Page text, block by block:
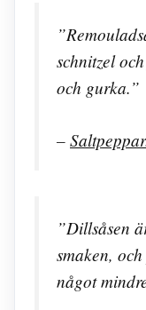
schnitzel
och gurka.”
–
”Dillsåsen
smaken,
något